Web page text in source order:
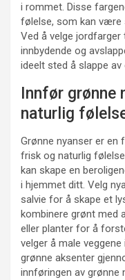
i rommet. Disse
følelse, som kan være
Ved å velge jordfarger
innbydende og
ideelt sted å slappe
Innfør
naturlig
Grønne nyanser er en
frisk og naturlig
kan skape en
i hjemmet ditt. Velg
salvie for å skape et
kombinere grønt med
eller planter for å
velger å male
grønne aksenter
innføringen av grønne